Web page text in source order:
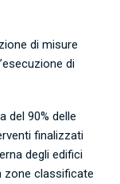
di misure
di
del 90% delle
finalizzati
degli edifici
zone classificate